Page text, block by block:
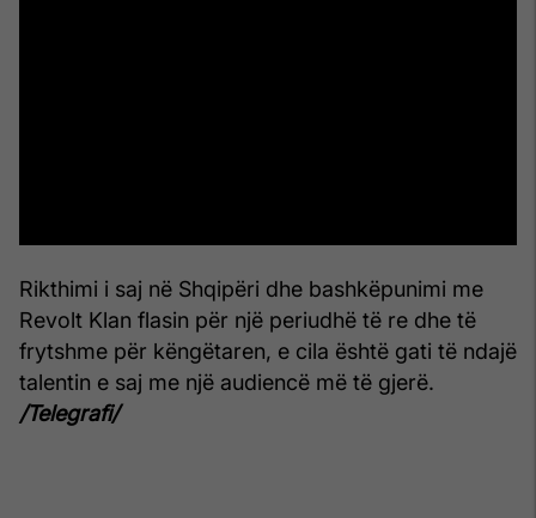
Rikthimi i saj në Shqipëri dhe bashkëpunimi me
Revolt Klan flasin për një periudhë të re dhe të
frytshme për këngëtaren, e cila është gati të ndajë
talentin e saj me një audiencë më të gjerë.
/Telegrafi/